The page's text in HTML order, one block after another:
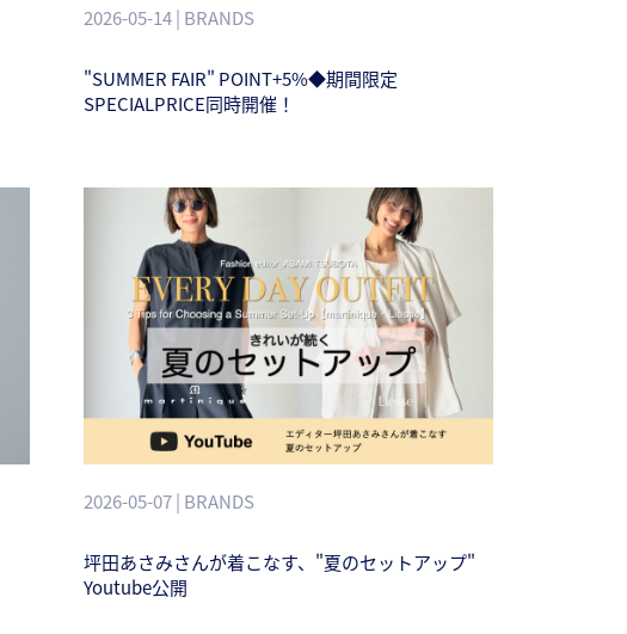
2026-05-14 | BRANDS
"SUMMER FAIR" POINT+5%◆期間限定
SPECIALPRICE同時開催！
2026-05-07 | BRANDS
坪田あさみさんが着こなす、"夏のセットアップ"
Youtube公開